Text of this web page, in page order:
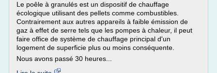
Le poêle à granulés est un dispositif de chauffage
écologique utilisant des pellets comme combustibles.
Contrairement aux autres appareils à faible émission de
gaz à effet de serre tels que les pompes à chaleur, il peut
faire office de système de chauffage principal d'un
logement de superficie plus ou moins conséquente.
Nous avons passé 30 heures...